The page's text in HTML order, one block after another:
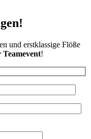
und erstklassige Flöße
!